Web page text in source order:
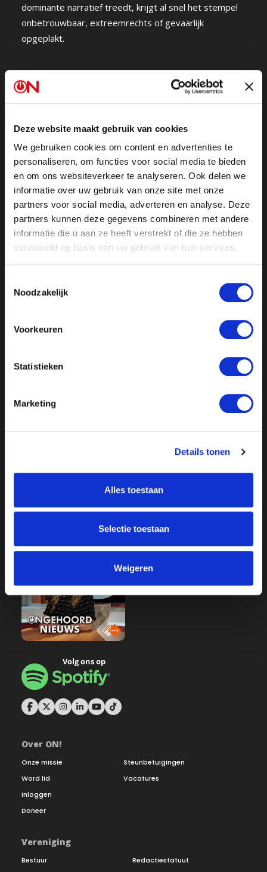
Deze website maakt gebruik van cookies
We gebruiken cookies om content en advertenties te
personaliseren, om functies voor social media te bieden
en om ons websiteverkeer te analyseren. Ook delen we
informatie over uw gebruik van onze site met onze
partners voor social media, adverteren en analyse. Deze
partners kunnen deze gegevens combineren met andere
informatie die u aan ze heeft verstrekt of die ze hebben
verzameld op basis van uw gebruik van hun services.
Noodzakelijk
Voorkeuren
Statistieken
Marketing
Details tonen
Alles toestaan
Selectie toestaan
Weigeren
dominante narratief treedt, krijgt al snel het stempel
onbetrouwbaar, extreemrechts of gevaarlijk
opgeplakt.
Het rapport over ON! laat zien hoe scherp het
publieke omroepbestel omgaat met een afwijkend
geluid. De omroep erkent dat er een leerproces is
migratie en klimaat jarenlang nauwelijks ruimte kregen
bij andere omroepen.
Ook het asielverzet groeit door, van Apeldoorn tot
Ter Apel. Bezorgde burgers die demonstreren tegen
AZC’s worden neergezet als extreemrechts, terwijl
volgens aanwezigen vooral gewone mensen de straat
op gaan omdat zij zich zorgen maken over veiligheid,
De beelden uit Ter Apel zetten het demonstratierecht
snel weggestuurd, terwijl een grote pro-
voedt het gevoel dat overheid, media en politie met
Daarbovenop wankelt ook het klimaatverhaal, nu het
doemscenario’s die nu niet langer houdbaar blijken,
maar het beleid blijft overeind; precies daar groeit de
kloof tussen bestuur en burger.
Over ON!
Onze missie
Word lid
Inloggen
Doneer
Steunbetuigingen
Vacatures
Vereniging
Bestuur
Redactiestatuut